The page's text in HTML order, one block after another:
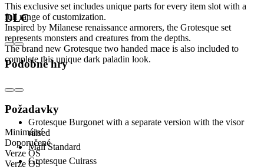
This exclusive set includes unique parts for every item slot with a
full range of customization.
Inspired by Milanese renaissance armorers, the Grotesque set
represents monsters and creatures from the depths.
The brand new Grotesque two handed mace is also included to
complete this unique dark paladin look.
Includes:
Grotesque Burgonet with a separate version with the visor
raised
Mail Standard
Grotesque Cuirass
DLC
Podobné hry
Požadavky
Minimální
Doporučené
Verze OS
Verze OS